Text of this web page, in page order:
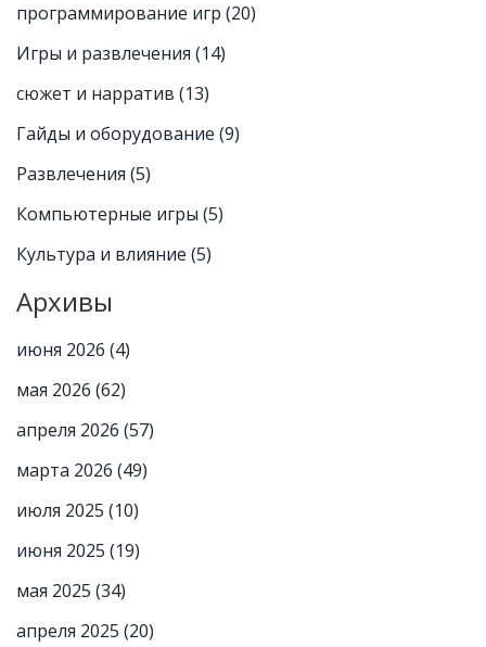
программирование игр (20)
Игры и развлечения (14)
сюжет и нарратив (13)
Гайды и оборудование (9)
Развлечения (5)
Компьютерные игры (5)
Культура и влияние (5)
Архивы
июня 2026 (4)
мая 2026 (62)
апреля 2026 (57)
марта 2026 (49)
июля 2025 (10)
июня 2025 (19)
мая 2025 (34)
апреля 2025 (20)